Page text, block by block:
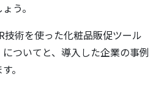
う。
技術を使った化粧品販促ツール
についてと、導入した企業の事例
。